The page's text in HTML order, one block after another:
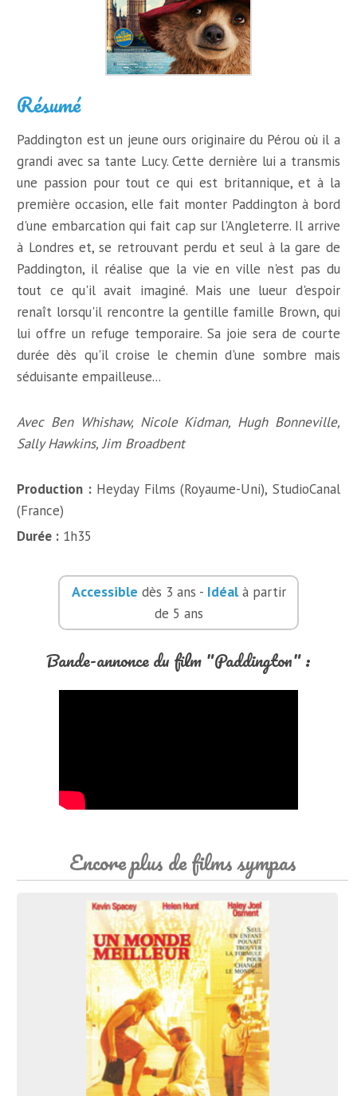
Résumé
Paddington est un jeune ours originaire du Pérou où il a
grandi avec sa tante Lucy. Cette dernière lui a transmis
une passion pour tout ce qui est britannique, et à la
première occasion, elle fait monter Paddington à bord
d'une embarcation qui fait cap sur l'Angleterre. Il arrive
à Londres et, se retrouvant perdu et seul à la gare de
Paddington, il réalise que la vie en ville n'est pas du
tout ce qu'il avait imaginé. Mais une lueur d'espoir
renaît lorsqu'il rencontre la gentille famille Brown, qui
lui offre un refuge temporaire. Sa joie sera de courte
durée dès qu'il croise le chemin d'une sombre mais
séduisante empailleuse...
Avec Ben Whishaw, Nicole Kidman, Hugh Bonneville,
Sally Hawkins, Jim Broadbent
Production :Heyday Films (Royaume-Uni), StudioCanal
(France)
Durée : 1h35
Accessible dès 3 ans - Idéalà partir
de 5 ans
Bande-annonce du film "Paddington" :
Encore plus de films sympas